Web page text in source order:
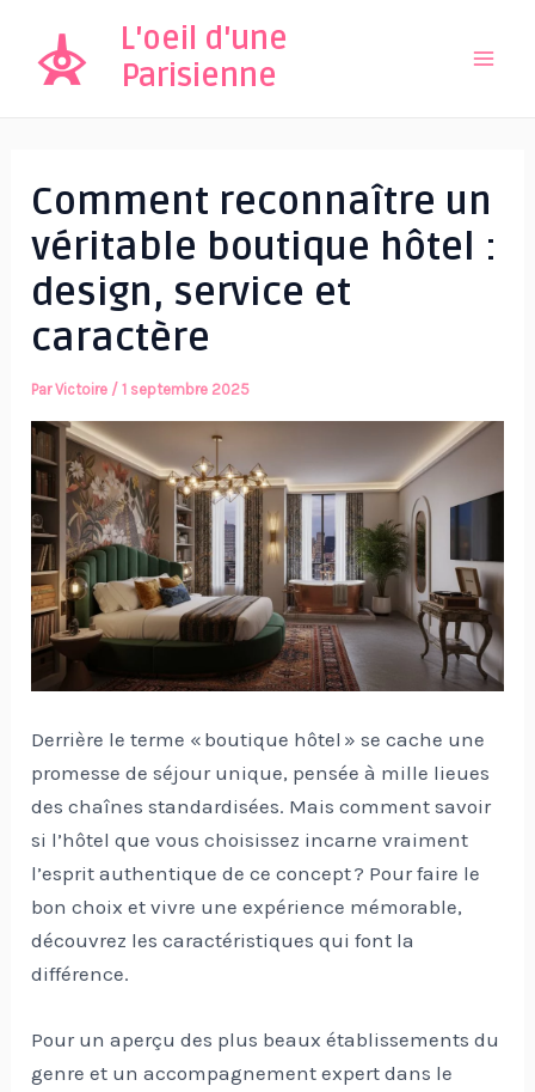
contenu
L'oeil d'une
Parisienne
Comment reconnaître un
véritable boutique hôtel :
design, service et
caractère
ParVictoire /1 septembre 2025
Derrière le terme « boutique hôtel » se cache une
promesse de séjour unique, pensée à mille lieues
des chaînes standardisées. Mais comment savoir
si l’hôtel que vous choisissez incarne vraiment
l’esprit authentique de ce concept ? Pour faire le
bon choix et vivre une expérience mémorable,
découvrez les caractéristiques qui font la
différence.
Pour un aperçu des plus beaux établissements du
genre et un accompagnement expert dans le